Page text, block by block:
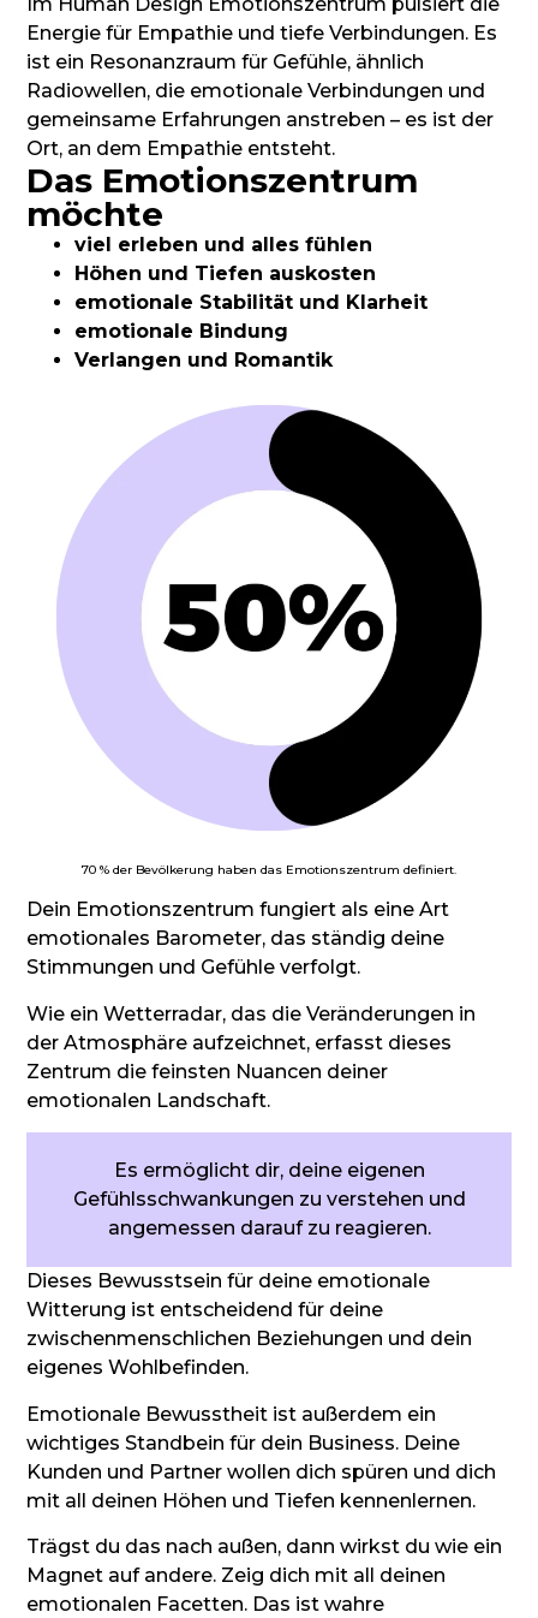
Energie für Empathie und tiefe Verbindungen. Es
ist ein Resonanzraum für Gefühle, ähnlich
Radiowellen, die emotionale Verbindungen und
gemeinsame Erfahrungen anstreben – es ist der
Ort, an dem Empathie entsteht.
Das Emotionszentrum
möchte
viel erleben und alles fühlen
Höhen und Tiefen auskosten
emotionale Stabilität und Klarheit
emotionale Bindung
Verlangen und Romantik
70 % der Bevölkerung haben das Emotionszentrum definiert.
Dein Emotionszentrum fungiert als eine Art
emotionales Barometer, das ständig deine
Stimmungen und Gefühle verfolgt.
Wie ein Wetterradar, das die Veränderungen in
der Atmosphäre aufzeichnet, erfasst dieses
Zentrum die feinsten Nuancen deiner
emotionalen Landschaft.
Es ermöglicht dir, deine eigenen
Gefühlsschwankungen zu verstehen und
angemessen darauf zu reagieren.
Dieses Bewusstsein für deine emotionale
Witterung ist entscheidend für deine
zwischenmenschlichen Beziehungen und dein
eigenes Wohlbefinden.
Emotionale Bewusstheit ist außerdem ein
wichtiges Standbein für dein Business. Deine
Kunden und Partner wollen dich spüren und dich
mit all deinen Höhen und Tiefen kennenlernen.
Trägst du das nach außen, dann wirkst du wie ein
Magnet auf andere. Zeig dich mit all deinen
emotionalen Facetten. Das ist wahre